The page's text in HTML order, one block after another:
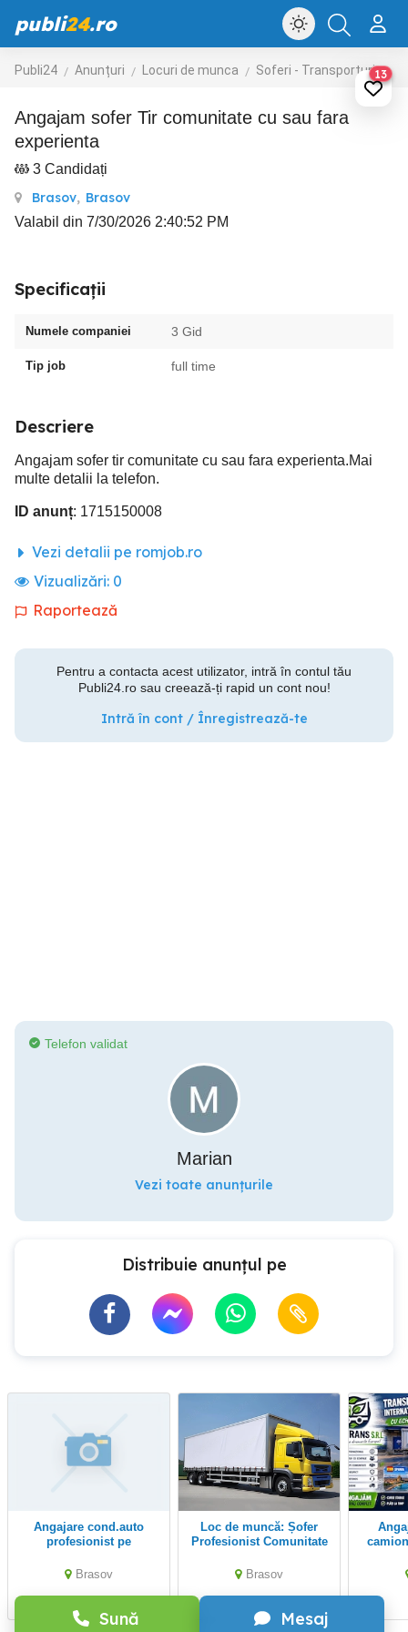
publi24.ro
Publi24 Anunțuri Locuri de munca Soferi - Transporturi13
Angajam sofer Tir comunitate cu sau fara
experienta
3 Candidați
Brasov, Brasov
Valabil din 7/30/2026 2:40:52 PM
Specificații
Numele companiei 3 Gid
Tip job full time
Descriere
Angajam sofer tir comunitate cu sau fara experienta.Mai
multe detalii la telefon.
ID anunț: 1715150008
Vezi detalii pe romjob.ro
Vizualizări: 0
Raportează
Pentru a contacta acest utilizator, intră în contul tău
Publi24.ro sau creează-ți rapid un cont nou!
Intră în cont / Înregistrează-te
Sună Mesaj
Telefon validat
Marian
Vezi toate anunțurile
Distribuie anunțul pe
Angajare cond.auto
profesionist pe
Brasov
Loc de muncă: Șofer
Profesionist Comunitate
Brasov
Angajăm șoferi de